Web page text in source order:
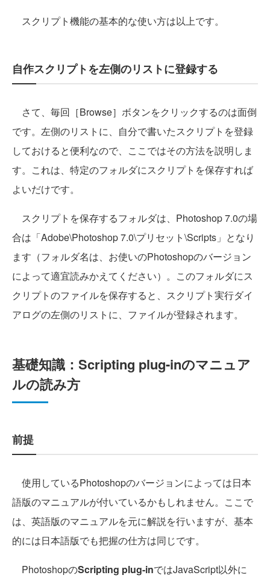
スクリプト機能の基本的な使い方は以上です。
自作スクリプトを左側のリストに登録する
さて、毎回［Browse］ボタンをクリックするのは面倒
です。左側のリストに、自分で書いたスクリプトを登録
しておけると便利なので、ここではその方法を説明しま
す。これは、特定のフォルダにスクリプトを保存すれば
よいだけです。
スクリプトを保存するフォルダは、Photoshop 7.0の場
合は「Adobe\Photoshop 7.0\プリセット\Scripts」となり
ます（フォルダ名は、お使いのPhotoshopのバージョン
によって適宜読みかえてください）。このフォルダにス
クリプトのファイルを保存すると、スクリプト実行ダイ
アログの左側のリストに、ファイルが登録されます。
基礎知識：Scripting plug-inのマニュア
ルの読み方
前提
使用しているPhotoshopのバージョンによっては日本
語版のマニュアルが付いているかもしれません。ここで
は、英語版のマニュアルを元に解説を行いますが、基本
的には日本語版でも把握の仕方は同じです。
PhotoshopのScripting plug-inではJavaScript以外に